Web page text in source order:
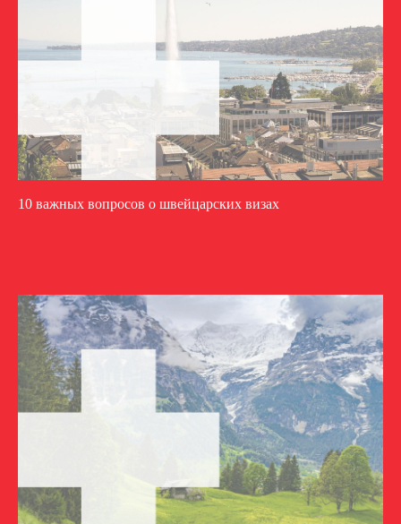
10 важных вопросов о швейцарских визах